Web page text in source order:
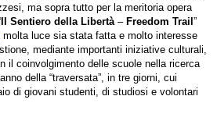
ma sopra tutto per la meritoria opera
Il Sentiero della Libertà – Freedom Trail ”
molta luce sia stata fatta e molto interesse
mediante importanti iniziative culturali,
il coinvolgimento delle scuole nella ricerca
della “traversata”, in tre giorni, cui
di giovani studenti, di studiosi e volontari